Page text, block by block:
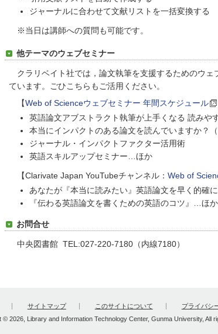
ジャーナルに合わせて文献リストを一括変換する
※当日は講師への質問も可能です。
他テーマのウェブセミナー
クラリベイト社では，論文執筆を支援するためのウ
ています。ごひこちらもご活用ください。
【Web of Scienceウェブセミナー 年間スケジュール
英語論文アブストラクト執筆が上手くなる 読みや
本当にインパクトのある論文を読んでいますか？
ジャーナル・インパクトファクター活用術
英語スキルアップセミナー…ほか
【Clarivate Japan YouTubeチャンネル：Web of
あなたが『本当に読みたい』英語論文を早く的確
『伝わる英語論文を書くための英語のコツ』…ほか
お問合せ
中央図書館 TEL:027-220-7180（内線7180）
サイトマップ このサイトについて
プライバシ
© 2026, Library and Information Technology Center, Gunma University, All